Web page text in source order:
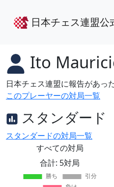
日本チェス連盟公
Ito
日本チェス連盟に報告があっ
このプレーヤーの対局一覧
スタンダード
スタンダードの対局一覧
すべての対局
合計: 5対局